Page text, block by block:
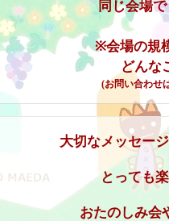
同じ会場
※会場の規
どんな
(お問い合わせ
大切なメッセー
とっても
おたのしみ